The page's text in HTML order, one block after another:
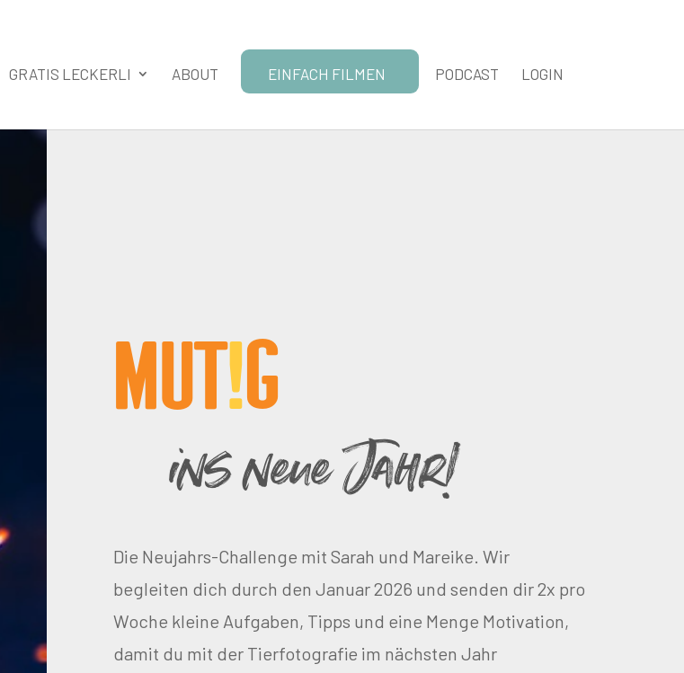
GRATIS LECKERLI ABOUT EINFACH FILMEN PODCAST LOGIN
Mut!g
ins neue Jahr!
Die Neujahrs-Challenge mit Sarah und Mareike. Wir
begleiten dich durch den Januar 2026 und senden dir 2x pro
Woche kleine Aufgaben, Tipps und eine Menge Motivation,
damit du mit der Tierfotografie im nächsten Jahr